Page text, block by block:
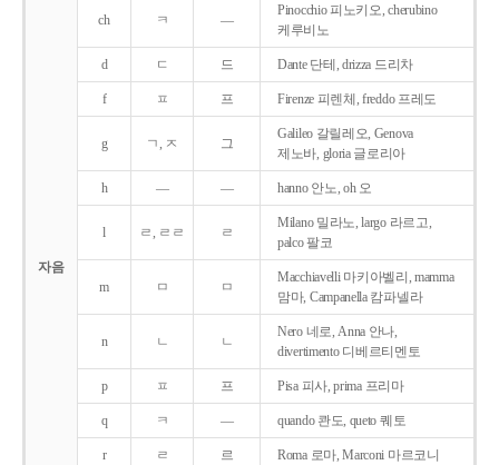
자음
ch ㅋ ―
Pinocchio 피노키오, cherubino
케루비노
d ㄷ 드 Dante 단테, drizza 드리차
f ㅍ 프 Firenze 피렌체, freddo 프레도
g ㄱ, ㅈ 그
Galileo 갈릴레오, Genova
제노바, gloria 글로리아
h ― ― hanno 안노, oh 오
l ㄹ, ㄹㄹ ㄹ
Milano 밀라노, largo 라르고,
palco 팔코
m ㅁ ㅁ
Macchiavelli 마키아벨리, mamma
맘마, Campanella 캄파넬라
n ㄴ ㄴ
Nero 네로, Anna 안나,
divertimento 디베르티멘토
p ㅍ 프 Pisa 피사, prima 프리마
q ㅋ ― quando 콴도, queto 퀘토
r ㄹ 르 Roma 로마, Marconi 마르코니